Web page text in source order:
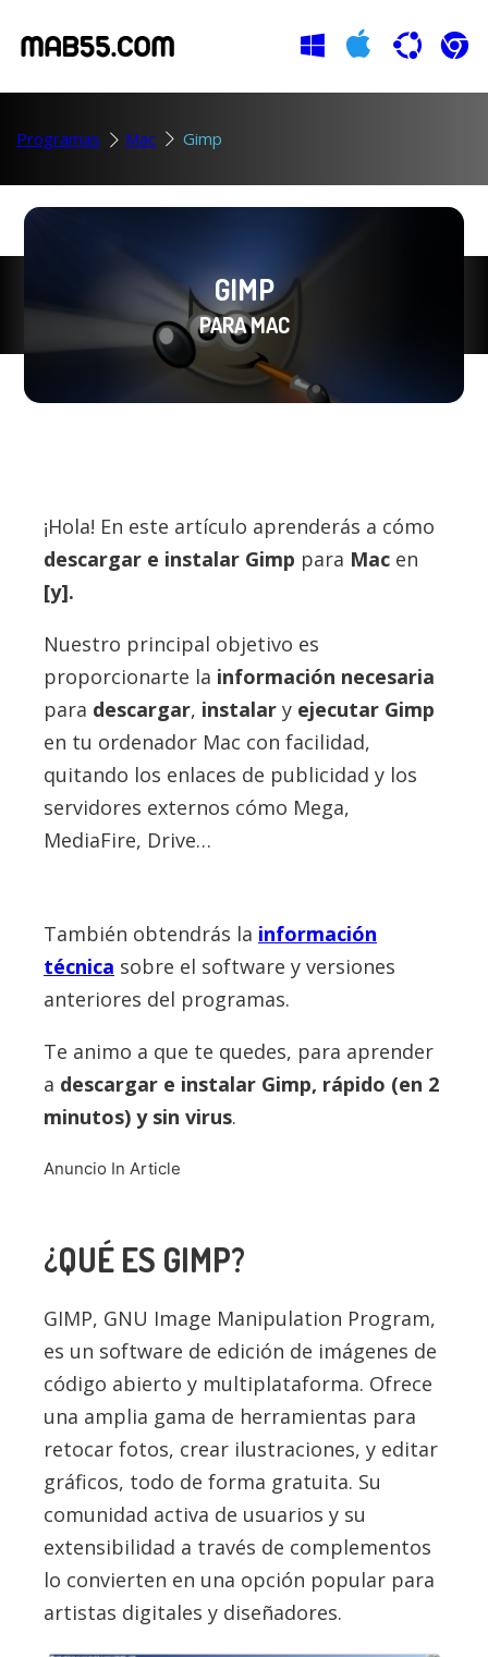
Programas Mac Gimp
GIMP
PARA MAC
¡Hola! En este artículo aprenderás a cómo
descargar e instalar Gimp para Mac en
[y].
Nuestro principal objetivo es
proporcionarte la información necesaria
para descargar, instalar y ejecutar Gimp
en tu ordenador Mac con facilidad,
quitando los enlaces de publicidad y los
servidores externos cómo Mega,
MediaFire, Drive…
También obtendrás la información
técnica sobre el software y versiones
anteriores del programas.
Te animo a que te quedes, para aprender
a descargar e instalar Gimp, rápido (en 2
minutos) y sin virus.
Anuncio In Article
¿QUÉ ES GIMP?
GIMP, GNU Image Manipulation Program,
es un software de edición de imágenes de
código abierto y multiplataforma. Ofrece
una amplia gama de herramientas para
retocar fotos, crear ilustraciones, y editar
gráficos, todo de forma gratuita. Su
comunidad activa de usuarios y su
extensibilidad a través de complementos
lo convierten en una opción popular para
artistas digitales y diseñadores.